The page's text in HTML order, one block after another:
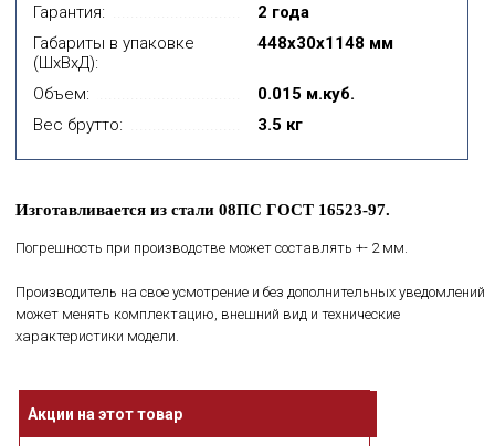
Гарантия:
2 года
Габариты в упаковке
(ШхВхД):
448x30x1148 мм
Объем:
0.015 м.куб.
Вес брутто:
3.5 кг
Изготавливается из стали 08ПС ГОСТ 16523-97.
Погрешность при производстве может составлять +- 2 мм.
Производитель на свое усмотрение и без дополнительных уведомлений
может менять комплектацию, внешний вид и технические
характеристики модели.
Акции на этот товар